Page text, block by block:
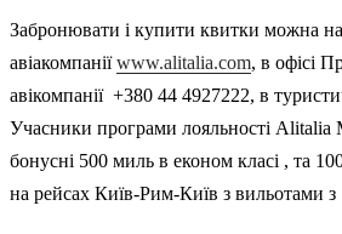
Забронювати і купити квитки можна на
авіакомпаніїwww.alitalia.com, в офісі
авікомпанії +380 44 4927222, в
Учасники програми лояльності
бонусні 500 миль в економ класі , та
на рейсах Київ-Рим-Київ з вильотами